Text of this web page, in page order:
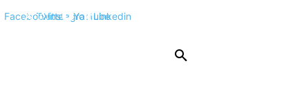
FacebookTwitter
InstagramYoutubeLinkedin